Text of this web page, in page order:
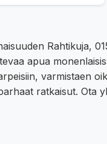
Rahtikuja,
apua
varmistaen
ratkaisut. Ota